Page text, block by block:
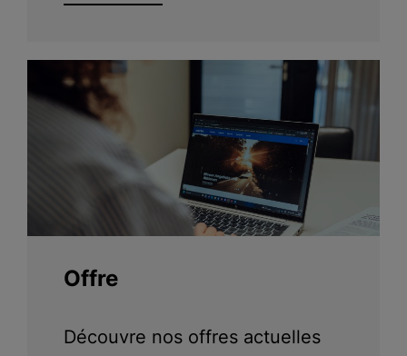
Offre
Découvre nos offres actuelles